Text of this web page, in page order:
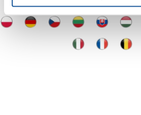
FERA